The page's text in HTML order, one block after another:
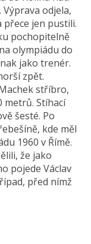
odjela,
přece jen pustili.
pochopitelně
olympiádu do
jako trenér.
zpět.
stříbro,
metrů. Stíhací
šesté. Po
kde měl
1960 v Římě.
že jako
pojede Václav
před nímž